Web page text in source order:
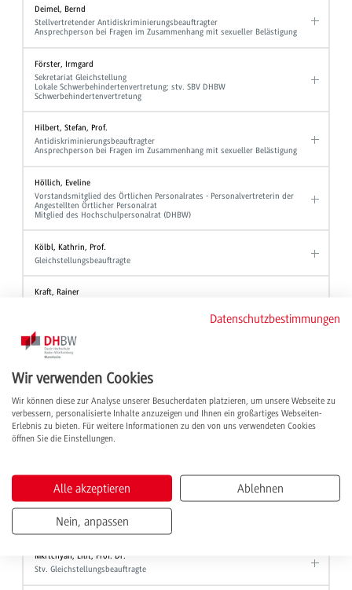
Deimel, Bernd
Stellvertretender Antidiskriminierungsbeauftragter
Ansprechperson bei Fragen im Zusammenhang mit sexueller Belästigung
Förster, Irmgard
Sekretariat Gleichstellung
Lokale Schwerbehindertenvertretung; stv. SBV DHBW
Schwerbehindertenvertretung
Hilbert, Stefan, Prof.
Antidiskriminierungsbeauftragter
Ansprechperson bei Fragen im Zusammenhang mit sexueller Belästigung
Höllich, Eveline
Vorstandsmitglied des Örtlichen Personalrates - Personalvertreterin der
Angestellten Örtlicher Personalrat
Mitglied des Hochschulpersonalrat (DHBW)
Kölbl, Kathrin, Prof.
Gleichstellungsbeauftragte
Kraft, Rainer
Krämer, Markus
Stv. Vorsitzender des Örtlichen Personalrates - Personalvertreter der
Beamten Örtlicher Personalrat
AGG-Beauftragter AGG - Allgemeine Gleichbehandlung
Machlitt, Sylke
AGG-Beauftragte AGG - Allgemeine Gleichbehandlung
Meister, Johann, M.Sc.
Mitglied des Örtlichen Personalrates - Personalvertreter der Angestellten
Örtlicher Personalrat
Mkrtchyan, Lilit, Prof. Dr.
Stv. Gleichstellungsbeauftragte
Datenschutzbestimmungen
Wir verwenden Cookies
Wir können diese zur Analyse unserer Besucherdaten platzieren, um unsere Webseite zu
verbessern, personalisierte Inhalte anzuzeigen und Ihnen ein großartiges Webseiten-
Erlebnis zu bieten. Für weitere Informationen zu den von uns verwendeten Cookies
öffnen Sie die Einstellungen.
Alle akzeptieren Ablehnen
Nein, anpassen